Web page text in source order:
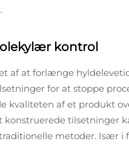
kontrol
af at forlænge
for at stoppe
af et produkt
tilsetninger
metoder. Især i